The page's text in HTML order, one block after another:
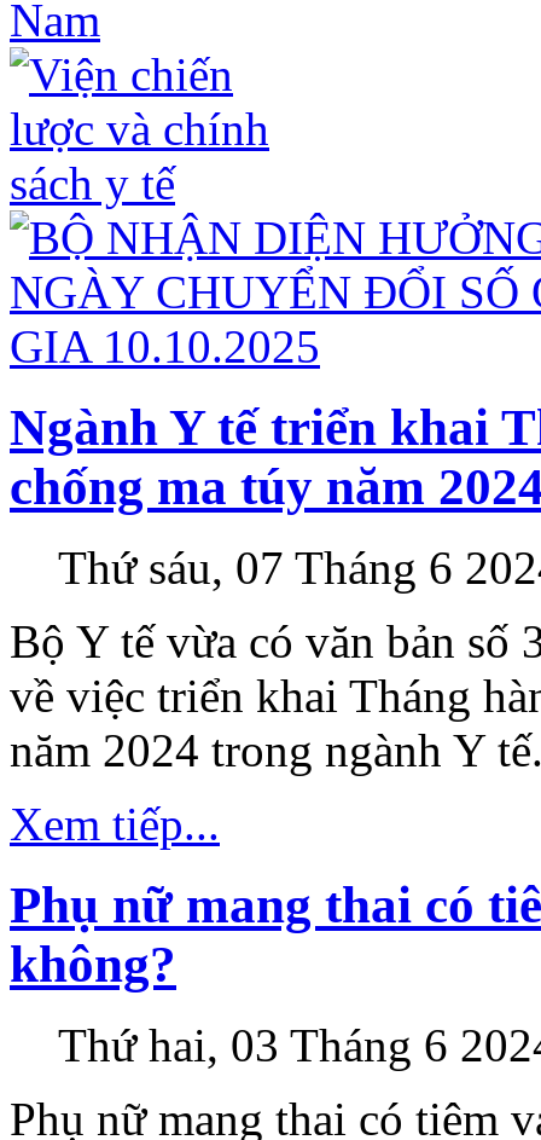
Ngành Y tế triển khai
chống ma túy năm
Thứ sáu, 07 Tháng 6
Bộ Y tế vừa có văn bản
về việc triển khai Tháng
năm 2024 trong ngành Y
Xem tiếp...
Phụ nữ mang thai có
không?
Thứ hai, 03 Tháng 6
Phụ nữ mang thai có tiêm